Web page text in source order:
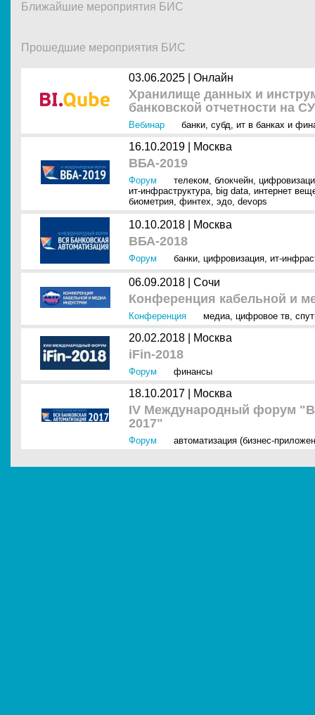
Ближайшие мероприятия БИС
Прошедшие мероприятия БИС
03.06.2025 | Онлайн
Хранилище данных и
банковской отчетности на
Вебинар банки, субд, ит в банках и
16.10.2019 | Москва
ВБА-2019
Форум телеком, блокчейн,
ит-инфраструктура, big data, интернет
биометрия, финтех, эдо, devops
10.10.2018 | Москва
ВБА-2018
Форум банки, цифровизация, ит-
06.09.2018 | Сочи
Конференция кабельной и
Конференция медиа, цифровое тв,
20.02.2018 | Москва
iFin-2018
Форум финансы
18.10.2017 | Москва
IV Международный форум
2017"
Форум автоматизация (бизнес-